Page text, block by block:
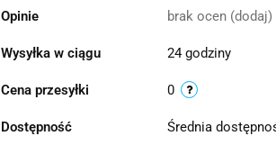
Opinie brak ocen (dodaj)
Wysyłka w ciągu 24 godziny
Cena przesyłki 0
Dostępność Średnia